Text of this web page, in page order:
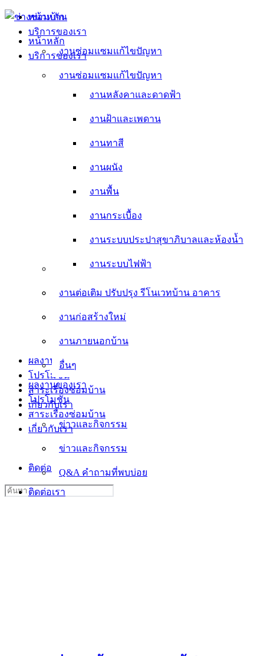
Skip
content
หน้าหลัก
บริการของเรา
งานซ่อมแซมแก้ไขปัญหา
งานหลังคาและดาดฟ้า
งานฝ้าและเพดาน
งานทาสี
งานผนัง
งานพื้น
งานกระเบื้อง
งานระบบประปาสุขาภิบาลและห้องน้ำ
งานระบบไฟฟ้า
งานต่อเติม ปรับปรุง รีโนเวทบ้าน อาคาร
งานก่อสร้างใหม่
งานภายนอกบ้าน
อื่นๆ
ผลงานของเรา
โปรโมชั่น
สาระเรื่องซ่อมบ้าน
เกี่ยวกับเรา
ข่าวและกิจกรรม
Q&A คำถามที่พบบ่อย
ติดต่อเรา
หน้าหลัก
บริการของเรา
งานซ่อมแซมแก้ไขปัญหา
งานหลังคาและดาดฟ้า
งานฝ้าและเพดาน
งานทาสี
งานผนัง
งานพื้น
งานกระเบื้อง
งานระบบประปาสุขาภิบาลและห้องน้ำ
งานระบบไฟฟ้า
งานต่อเติม ปรับปรุง รีโนเวทบ้าน อาคาร
งานก่อสร้างใหม่
งานภายนอกบ้าน
อื่นๆ
ผลงานของเรา
โปรโมชั่น
สาระเรื่องซ่อมบ้าน
เกี่ยวกับเรา
ข่าวและกิจกรรม
Q&A คำถามที่พบบ่อย
ติดต่อเรา
Search
for: